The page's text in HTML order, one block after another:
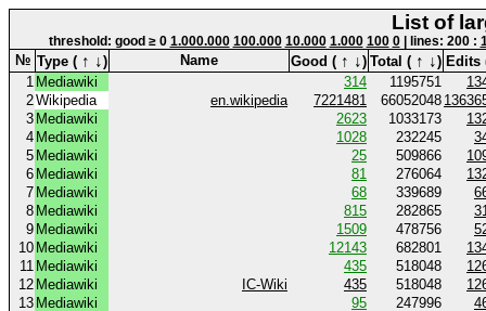
List of
threshold: good ≥ 0 1.000.000 100.000 10.000 1.000 100 0| lines: 200 :
№ Type ( ↑ ↓) Name Good ( ↑ ↓) Total ( ↑ ↓) Edits
1 Mediawiki 314 1195751
2Wikipedia en.wikipedia 7221481 66052048
3 Mediawiki 2623 1033173
4 Mediawiki 1028 232245
5 Mediawiki 25 509866
6 Mediawiki 81 276064
7 Mediawiki 68 339689
8 Mediawiki 815 282865
9 Mediawiki 1509 478756
10 Mediawiki 12143 682801
11 Mediawiki 435 518048
12 Mediawiki IC-Wiki 435 518048
13 Mediawiki 95 247996